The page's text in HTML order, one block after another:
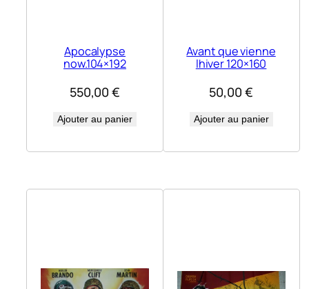
Apocalypse
now.104×192
550,00€
Ajouter au panier
Avant que vienne
lhiver 120×160
50,00 €
Ajouter au panier